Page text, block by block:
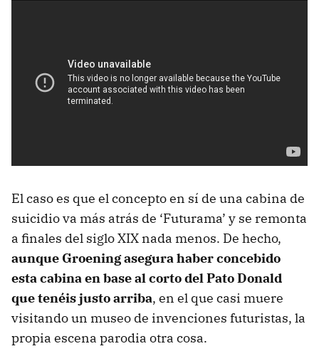
El caso es que el concepto en sí de una cabina de
suicidio va más atrás de ‘Futurama’ y se remonta
a finales del siglo XIX nada menos. De hecho,
aunque Groening asegura haber concebido
esta cabina en base al corto del Pato Donald
que tenéis justo arriba, en el que casi muere
visitando un museo de invenciones futuristas, la
propia escena parodia otra cosa.